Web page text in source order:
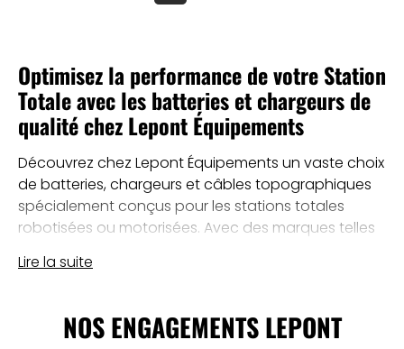
Optimisez la performance de votre Station
Totale avec les batteries et chargeurs de
qualité chez Lepont Équipements
Découvrez chez Lepont Équipements un vaste choix
de batteries, chargeurs et câbles topographiques
spécialement conçus pour les stations totales
robotisées ou motorisées. Avec des marques telles
toutes testées et approuvées par nos experts topo,
produits. Utiliser la bonne batterie adaptée à votre
instrument d'arpentage est essentiel pour garantir
Lire la suite
NOS ENGAGEMENTS LEPONT